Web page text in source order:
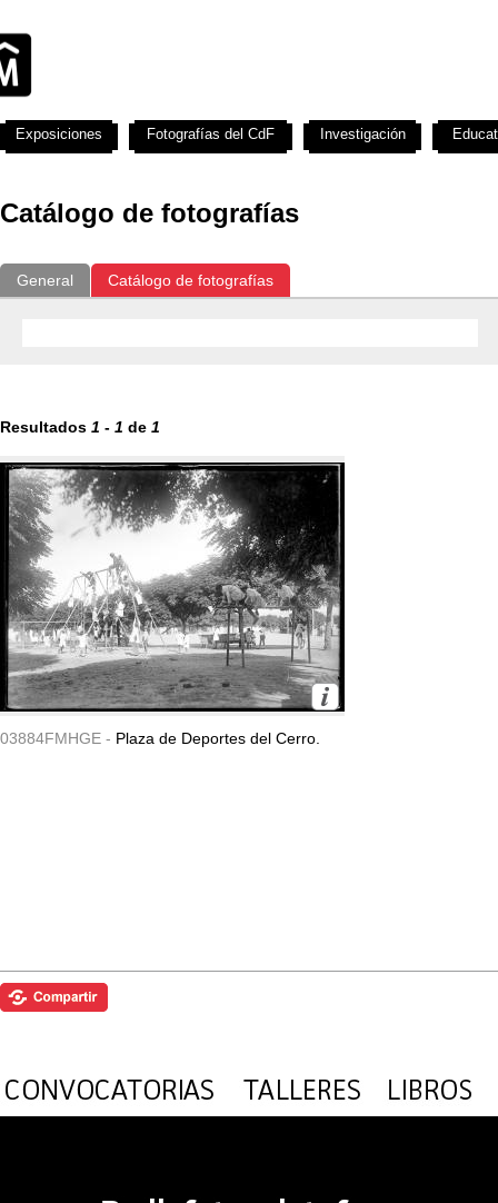
Catálogo de fotografías
General Catálogo de fotografías
Resultados 1 - 1 de 1
03884FMHGE - Plaza de Deportes del Cerro.
Exposiciones Fotografías del CdF Investigación